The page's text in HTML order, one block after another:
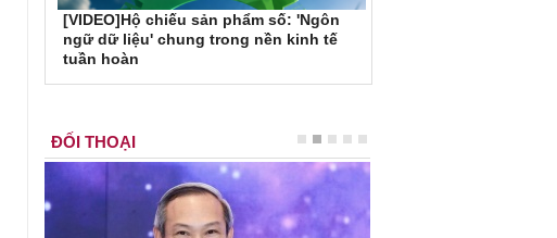
[VIDEO]Hộ chiếu sản phẩm số: 'Ngôn
ngữ dữ liệu' chung trong nền kinh tế
tuần hoàn
ĐỐI THOẠI